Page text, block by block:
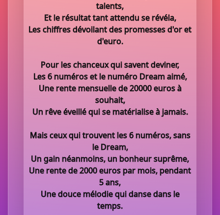
talents,
Et le résultat tant attendu se révéla,
Les chiffres dévoilant des promesses d'or et
d'euro.
Pour les chanceux qui savent deviner,
Les 6 numéros et le numéro Dream aimé,
Une rente mensuelle de 20000 euros à
souhait,
Un rêve éveillé qui se matérialise à jamais.
Mais ceux qui trouvent les 6 numéros, sans
le Dream,
Un gain néanmoins, un bonheur suprême,
Une rente de 2000 euros par mois, pendant
5 ans,
Une douce mélodie qui danse dans le
temps.